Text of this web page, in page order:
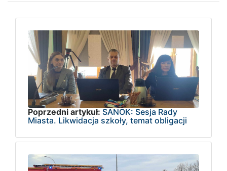
Poprzedni artykuł: SANOK: Sesja Rady
Miasta. Likwidacja szkoły, temat obligacji